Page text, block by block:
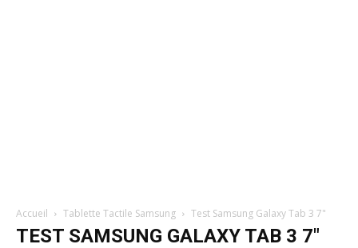
Accueil Tablette Tactile Samsung Test Samsung Galaxy Tab 3 7"
TEST SAMSUNG GALAXY TAB 3 7"